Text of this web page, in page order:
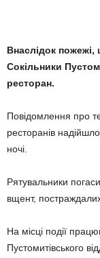
Внаслідок пожежі,
Сокільники
ресторан.
Повідомлення про
ресторанів
ночі.
Рятувальники
вщент,
На місці події
Пустомитівського